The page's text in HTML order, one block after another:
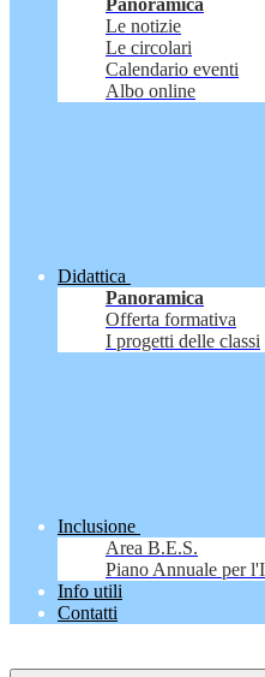
Panoramica
Le notizie
Le circolari
Calendario eventi
Albo online
Didattica
Panoramica
Offerta formativa
I progetti delle classi
Inclusione
Area B.E.S.
Piano Annuale per
Info utili
Contatti